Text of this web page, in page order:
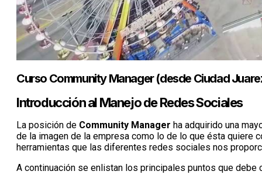
Curso Community Manager (desde Ciudad
Introducción al Manejo de Redes Sociales
La posición de Community Manager ha adquirido una
de la imagen de la empresa como lo de lo que ésta quiere
herramientas que las diferentes redes sociales nos
A continuación se enlistan los principales puntos que debe